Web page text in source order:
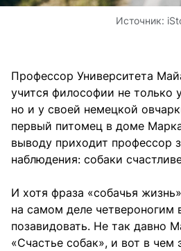
Источник:
Профессор Университета
учится философии не только
но и у своей немецкой
первый питомец в доме
выводу приходит профессор
наблюдения: собаки
И хотя фраза «собачья
на самом деле
позавидовать. Не так давно
«Счастье собак», и вот в чем